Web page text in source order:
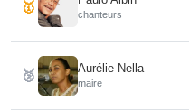
🥇 chanteurs
🥈 Aurélie Nella
maire